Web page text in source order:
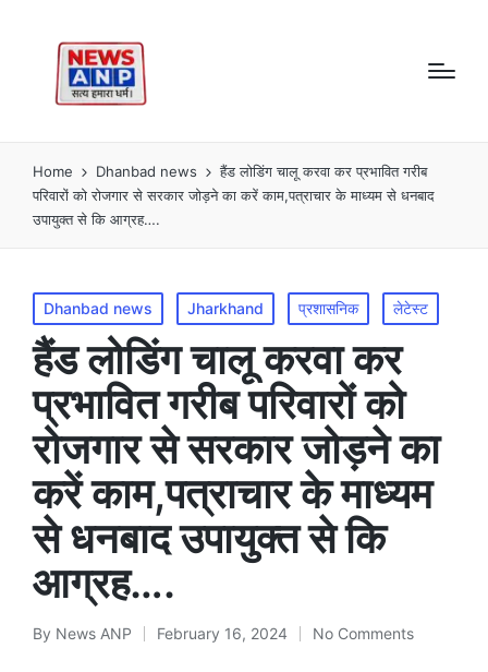
Home Dhanbad news
हैंड लोडिंग चालू करवा कर प्रभावित गरीब
परिवारों को रोजगार से सरकार जोड़ने का करें काम,पत्राचार के माध्यम से धनबाद
उपायुक्त से कि आग्रह….
Posted
in
Dhanbad news Jharkhand प्रशासनिक लेटेस्ट
हैंड लोडिंग चालू करवा कर
प्रभावित गरीब परिवारों को
रोजगार से सरकार जोड़ने का
करें काम,पत्राचार के माध्यम
से धनबाद उपायुक्त से कि
आग्रह….
Posted
By News ANP February 16, 2024 No Comments